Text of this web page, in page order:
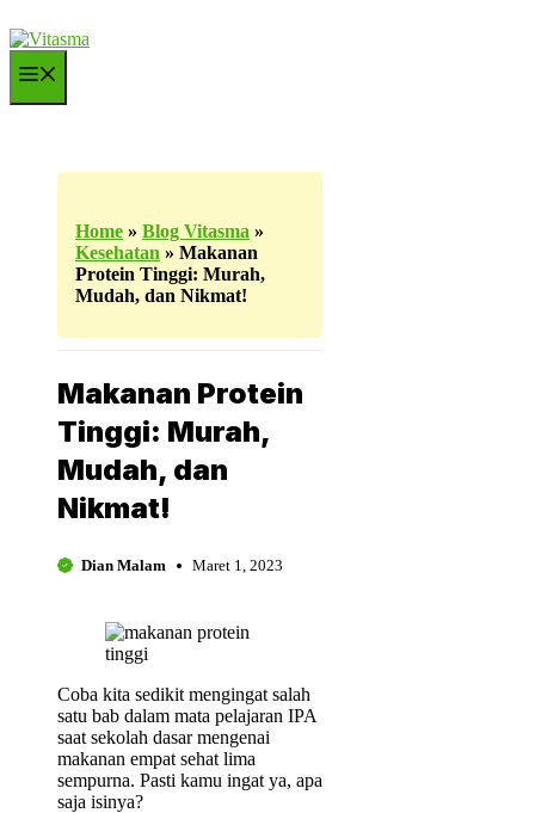
ke
Home » Blog Vitasma »
Kesehatan » Makanan
Protein Tinggi: Murah,
Mudah, dan Nikmat!
Makanan Protein
Tinggi: Murah,
Mudah, dan
Nikmat!
Dian Malam Maret 1, 2023
Coba kita sedikit mengingat salah
satu bab dalam mata pelajaran IPA
saat sekolah dasar mengenai
makanan empat sehat lima
sempurna. Pasti kamu ingat ya, apa
saja isinya?